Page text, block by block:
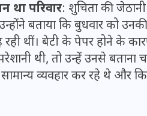
था परिवार: शुचिता की
उन्होंने बताया कि बुधवार को
थीं। बेटी के पेपर होने के
थी, तो उन्हें उनसे बताना
व्यवहार कर रहे थे और